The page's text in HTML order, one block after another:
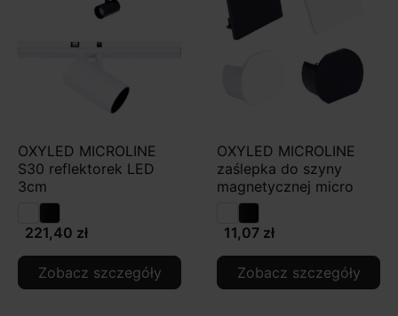
OXYLED MICROLINE
S30 reflektorek LED
3cm
221,40 zł
Zobacz szczegóły
OXYLED MICROLINE
zaślepka do szyny
magnetycznej micro
11,07 zł
Zobacz szczegóły